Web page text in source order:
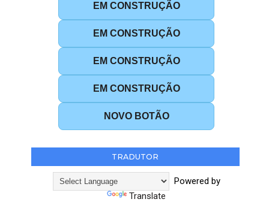
EM CONSTRUÇÃO
EM CONSTRUÇÃO
EM CONSTRUÇÃO
EM CONSTRUÇÃO
NOVO BOTÃO
TRADUTOR
Powered by
Translate